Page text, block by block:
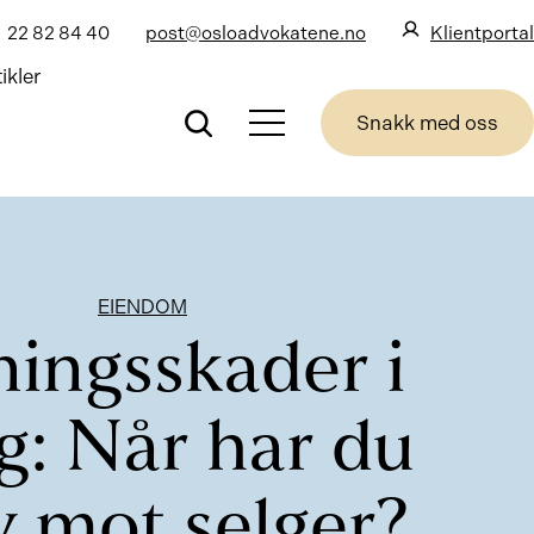
22 82 84 40 post@osloadvokatene.no Klientportal
Snakk med oss
EIENDOM
i
Når har du